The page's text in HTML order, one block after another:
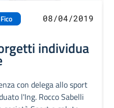
Fico 08/04/2019
individua
con delega allo sport
l'Ing. Rocco Sabelli